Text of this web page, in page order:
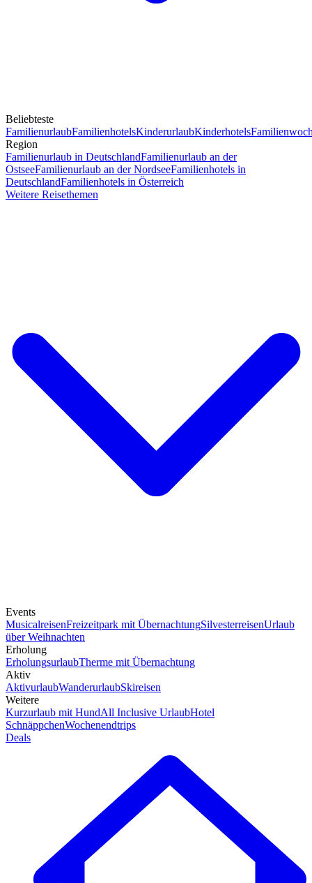
Beliebteste
FamilienurlaubFamilienhotelsKinderurlaubKinderhotels
Region
Familienurlaub in DeutschlandFamilienurlaub an der
OstseeFamilienurlaub an der NordseeFamilienhotels in
DeutschlandFamilienhotels in Österreich
Weitere Reisethemen
Events
MusicalreisenFreizeitpark mit ÜbernachtungSilvesterreisenUrlaub
über Weihnachten
Erholung
ErholungsurlaubTherme mit Übernachtung
Aktiv
AktivurlaubWanderurlaubSkireisen
Weitere
Kurzurlaub mit HundAll Inclusive UrlaubHotel
SchnäppchenWochenendtrips
Deals